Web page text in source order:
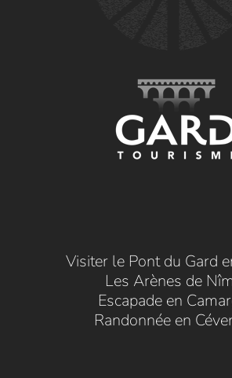
Visiter le Pont du Gard
Les Arènes de
Escapade en
Randonnée en